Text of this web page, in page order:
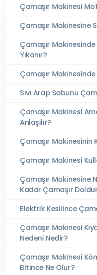
Çamaşır Makinesi
Çamaşır Makinesine
Çamaşır Makinesinde
Yıkanır?
Çamaşır
Sıvı Arap Sabunu
Çamaşır Makinesi
Anlaşılır?
Çamaşır Makinesinin
Çamaşır Makinesi
Çamaşır Makinesine
Kadar Çamaşır
Elektrik Kesilince
Çamaşır Makinesi
Nedeni Nedir?
Çamaşır Makinesi
Bitince Ne Olur?